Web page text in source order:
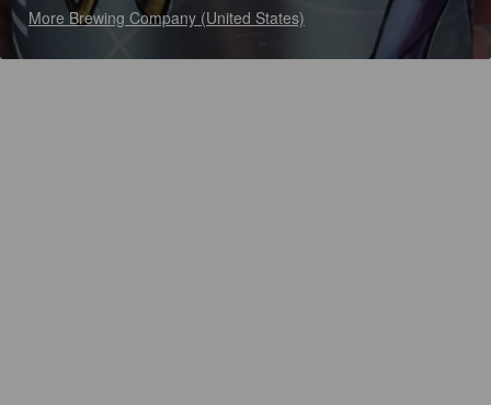
More Brewing Company (United States)